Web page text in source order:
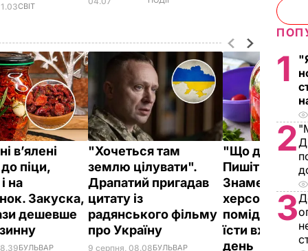
СВІТ
в’ялені
піци,
на
Закуска,
дешевше
БУЛЬВАР
"Хочеться там
землю цілувати".
Драпатий пригадав
цитату із
радянського фільму
про Україну
9 серпня, 08.08БУЛЬВАР
"Що
Пишіть
Знамениті
херсонські
помідори,
їсти вже на
день
1
2
3